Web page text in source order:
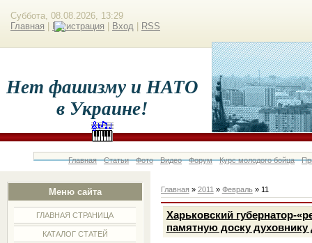
Суббота, 08.08.2026, 13:29
Главная
Регистрация Вход RSS
Нет фашизму и НАТО
в Украине!
Главная Статьи Фото Видео Форум Курс молодого бойца
Меню сайта
ГЛАВНАЯ СТРАНИЦА
КАТАЛОГ СТАТЕЙ
Главная » 2011 » Февраль » 11
Харьковский губернатор-
памятную доску